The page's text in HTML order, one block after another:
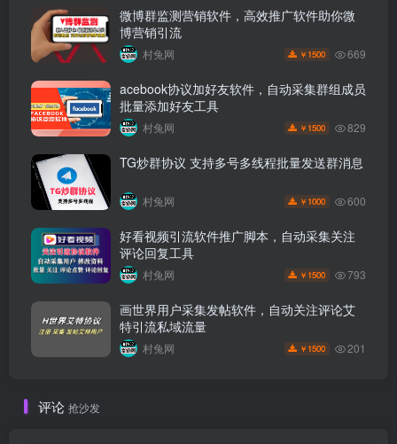
微博群监测营销软件，高效推广软件助你微
博营销引流
村兔网 ￥ 1500 669
acebook协议加好友软件，自动采集群组成员
批量添加好友工具
村兔网 ￥ 1500 829
TG炒群协议 支持多号多线程批量发送群消息
村兔网 ￥ 1000 600
好看视频引流软件推广脚本，自动采集关注
评论回复工具
村兔网 ￥ 1500 793
画世界用户采集发帖软件，自动关注评论艾
特引流私域流量
村兔网 ￥ 1500 201
评论 抢沙发